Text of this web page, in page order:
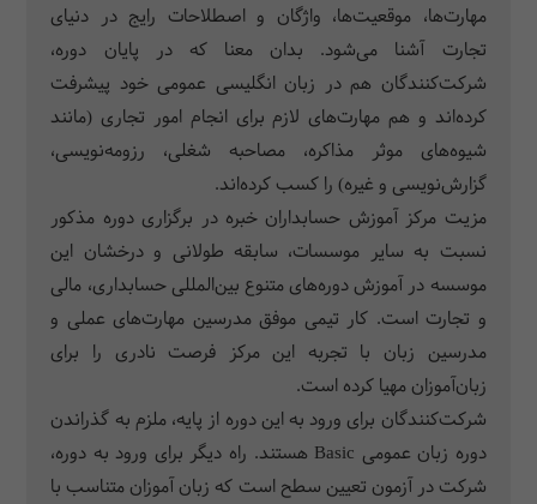
مهارت‌ها، موقعیت­‌ها، واژگان و اصطلاحات رایج در دنیای
تجارت آشنا می‌­شود. بدان معنا که در پایان دوره،
شرکت‌کنندگان هم در زبان انگلیسی عمومی خود پیشرفت
کرده­‌اند و هم مهارت‌های لازم برای انجام امور تجاری (مانند
شیوه‌­های موثر مذاکره، مصاحبه شغلی، رزومه‌نویسی،
گزارش‌نویسی و غیره) را کسب کرده‌اند.
مزیت مرکز آموزش حسابداران خبره در برگزاری دوره مذکور
نسبت به سایر موسسات، سابقه طولانی و درخشان این
موسسه در آموزش دوره‌های متنوع بین‌المللی حسابداری، مالی
و تجارت است. کار تیمی موفق مدرسین مهارت‌های عملی و
مدرسین زبان با تجربه این مرکز فرصت نادری را برای
زبان‌آموزان مهیا کرده است.
شرکت‌کنندگان برای ورود به این دوره از پایه، ملزم به گذراندن
دوره زبان عمومی Basic هستند. راه دیگر برای ورود به دوره،
شرکت در آزمون تعیین سطح است که زبان آموزان متناسب با